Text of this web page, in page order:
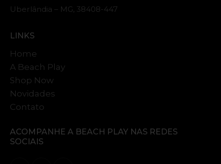
Uberlândia – MG, 38408-447
LINKS
Home
A Beach Play
Shop Now
Novidades
Contato
ACOMPANHE A BEACH PLAY NAS REDES
SOCIAIS